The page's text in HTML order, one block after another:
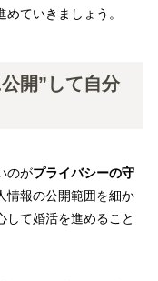
ていきましょう。
開”して自分
のがプライバシーの守
情報の公開範囲を細か
して婚活を進めること